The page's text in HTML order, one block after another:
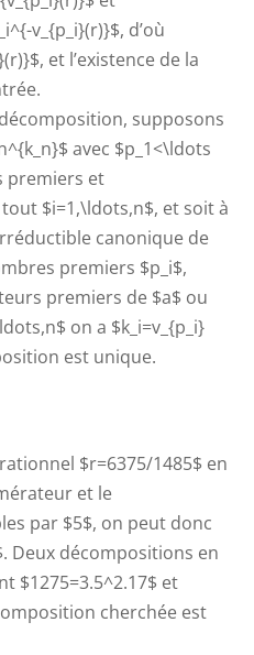
v_{p_i}(r)}$, d’où
et l’existence de la
supposons
avec $p_1<\ldots
premiers et
$i=1,\ldots,n$, et soit à
canonique de
premiers $p_i$,
premiers de $a$ ou
on a $k_i=v_{p_i}
est unique.
$r=6375/1485$ en
et le
par $5$, on peut donc
Deux décompositions en
$1275=3.5^2.17$ et
cherchée est